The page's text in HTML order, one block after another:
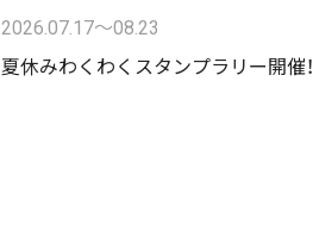
2026.07.17〜08.23
夏休みわくわくスタンプラリー開催！